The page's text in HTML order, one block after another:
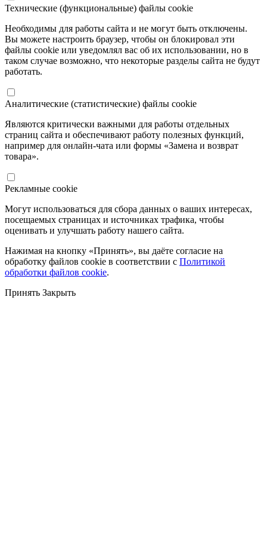
Технические (функциональные) файлы cookie
Необходимы для работы сайта и не могут быть отключены.
Вы можете настроить браузер, чтобы он блокировал эти
файлы cookie или уведомлял вас об их использовании, но в
таком случае возможно, что некоторые разделы сайта не будут
работать.
Аналитические (статистические) файлы cookie
Являются критически важными для работы отдельных
страниц сайта и обеспечивают работу полезных функций,
например для онлайн-чата или формы «Замена и возврат
товара».
Рекламные cookie
Могут использоваться для сбора данных о ваших интересах,
посещаемых страницах и источниках трафика, чтобы
оценивать и улучшать работу нашего сайта.
Нажимая на кнопку «Принять», вы даёте согласие на
обработку файлов cookie в соответствии с Политикой
обработки файлов cookie.
Принять Закрыть